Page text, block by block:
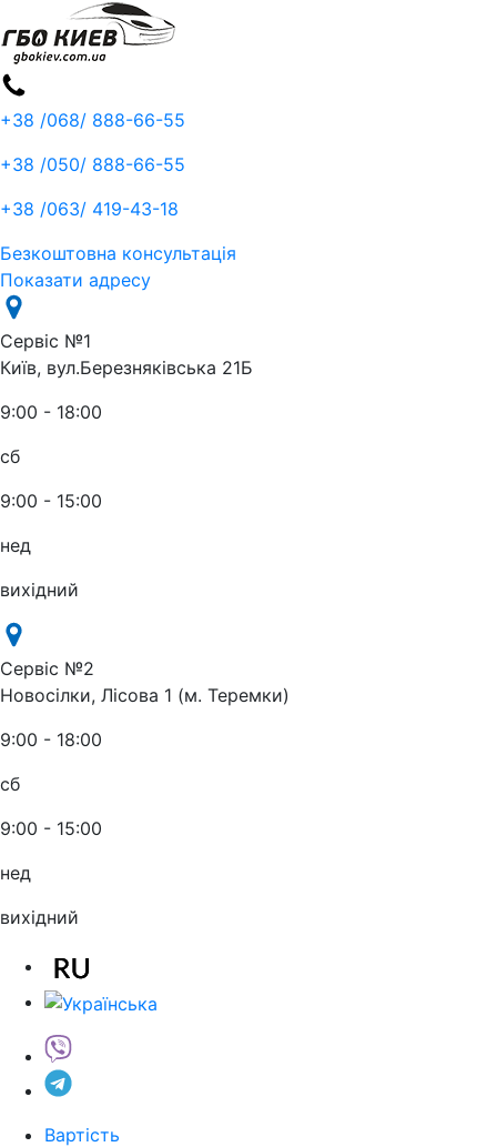
+38 /068/ 888-66-55
+38 /050/ 888-66-55
+38 /063/ 419-43-18
Безкоштовна консультація
Показати адресу
Сервіс №1
Київ, вул.Березняківська 21Б
9:00 - 18:00
сб
9:00 - 15:00
нед
вихідний
Сервіс №2
Новосілки, Лісова 1 (м. Теремки)
9:00 - 18:00
сб
9:00 - 15:00
нед
вихідний
Вартість